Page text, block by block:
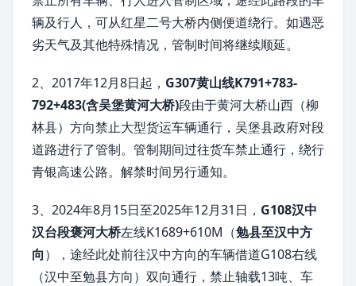
辆及行人，可从红星二号大桥内侧便道绕行。如遇恶
劣天气及其他特殊情况，管制时间将继续顺延。
2、2017年12月8日起， G307黄山线K791+783-
792+483(含吴堡黄河大桥)段由于黄河大桥山西（柳
林县）方向禁止大型货运车辆通行，吴堡县政府对段
道路进行了管制。管制期间过往货车禁止通行，绕行
青银高速公路。解禁时间另行通知。
3、2024年8月15日至2025年12月31日， G108汉中
汉台段褒河大桥左线K1689+610M（勉县至汉中方
向），途经此处前往汉中方向的车辆借道G108右线
（汉中至勉县方向）双向通行，禁止轴载13吨、车